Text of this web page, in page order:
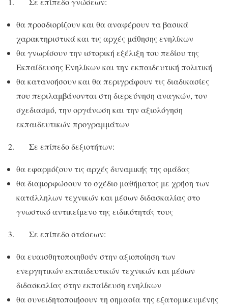
θα προσδιορίζουν και θα αναφέρουν τα βασικά
χαρακτηριστικά και τις αρχές μάθησης ενηλίκων
θα γνωρίσουν την ιστορική εξέλιξη του πεδίου της
Εκπαίδευσης Ενηλίκων και την εκπαιδευτική πολιτική
θα κατανοήσουν και θα περιγράφουν τις διαδικασίες
που περιλαμβάνονται στη διερεύνηση αναγκών, τον
σχεδιασμό, την οργάνωση και την αξιολόγηση
εκπαιδευτικών προγραμμάτων
2. Σε επίπεδο δεξιοτήτων:
θα εφαρμόζουν τις αρχές δυναμικής της ομάδας
θα διαμορφώσουν το σχέδιο μαθήματος με χρήση των
κατάλληλων τεχνικών και μέσων διδασκαλίας στο
γνωστικό αντικείμενο της ειδικότητάς τους
3. Σε επίπεδο στάσεων:
θα ευαισθητοποιηθούν στην αξιοποίηση των
ενεργητικών εκπαιδευτικών τεχνικών και μέσων
διδασκαλίας στην εκπαίδευση ενηλίκων
θα συνειδητοποιήσουν τη σημασία της εξατομικευμένης